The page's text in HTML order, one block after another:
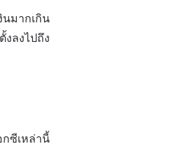
นมากเกิน
ลงไปถึง
ซีเหล่านี้